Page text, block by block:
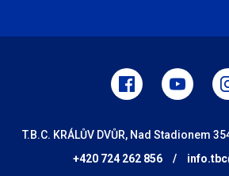
T.B.C. KRÁLŮV DVŮR, Nad Stadionem
+420 724 262 856
/